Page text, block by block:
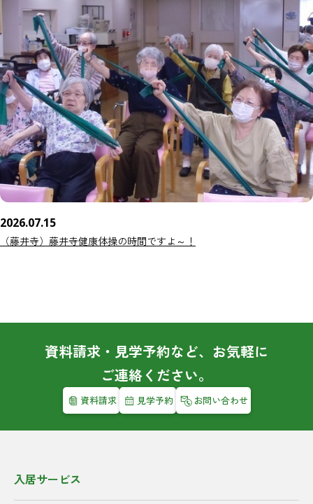
2026.07.15
（藤井寺）藤井寺健康体操の時間ですよ～！
資料請求・見学予約など、お気軽に
ご連絡ください。
資料請求 見学予約 お問い合わせ
入居サービス